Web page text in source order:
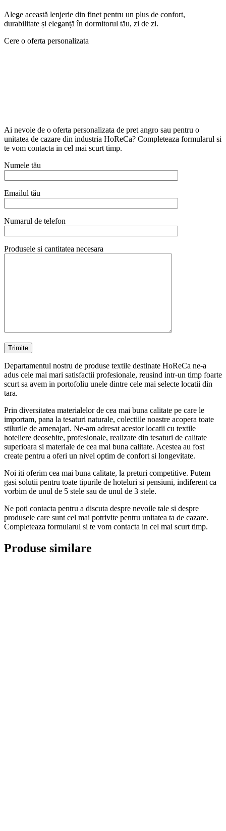
Alege această lenjerie din finet pentru un plus de confort,
durabilitate și eleganță în dormitorul tău, zi de zi.
Cere o oferta personalizata
Ai nevoie de o oferta personalizata de pret angro sau pentru o
unitatea de cazare din industria HoReCa? Completeaza formularul si
te vom contacta in cel mai scurt timp.
Numele tău
Emailul tău
Numarul de telefon
Produsele si cantitatea necesara
Departamentul nostru de produse textile destinate HoReCa ne-a
adus cele mai mari satisfactii profesionale, reusind intr-un timp foarte
scurt sa avem in portofoliu unele dintre cele mai selecte locatii din
tara.
Prin diversitatea materialelor de cea mai buna calitate pe care le
importam, pana la tesaturi naturale, colectiile noastre acopera toate
stilurile de amenajari. Ne-am adresat acestor locatii cu textile
hoteliere deosebite, profesionale, realizate din tesaturi de calitate
superioara si materiale de cea mai buna calitate. Acestea au fost
create pentru a oferi un nivel optim de confort si longevitate.
Noi iti oferim cea mai buna calitate, la preturi competitive. Putem
gasi solutii pentru toate tipurile de hoteluri si pensiuni, indiferent ca
vorbim de unul de 5 stele sau de unul de 3 stele.
Ne poti contacta pentru a discuta despre nevoile tale si despre
produsele care sunt cel mai potrivite pentru unitatea ta de cazare.
Completeaza formularul si te vom contacta in cel mai scurt timp.
Produse similare